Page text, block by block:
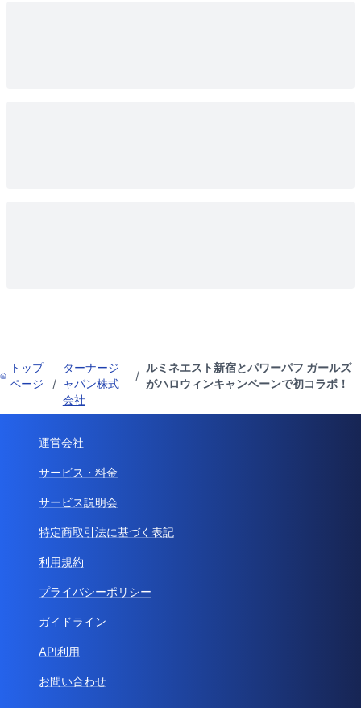
トップ
ページ
/
ターナージ
ャパン株式
会社
/
ルミネエスト新宿とパワーパフ ガールズ
がハロウィンキャンペーンで初コラボ！
運営会社
サービス・料金
サービス説明会
特定商取引法に基づく表記
利用規約
プライバシーポリシー
ガイドライン
API利用
お問い合わせ